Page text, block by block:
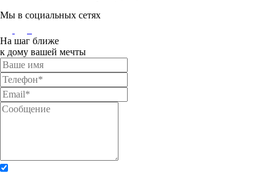
Мы в социальных сетях
На шаг ближе
к дому вашей мечты